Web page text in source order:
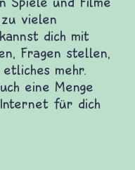
und Filme
dich mit
etliches mehr.